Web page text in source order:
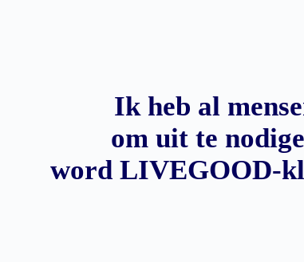
Ik heb al
om uit te
word LIVEGOOD-